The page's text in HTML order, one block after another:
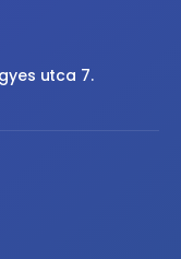
utca 7.